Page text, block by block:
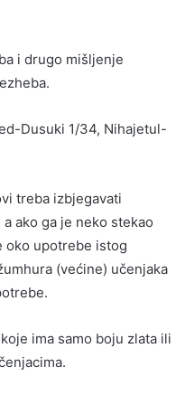
i drugo mišljenje
Dusuki 1/34, Nihajetul-
treba izbjegavati
ako ga je neko stekao
oko upotrebe istog
(većine) učenjaka
ima samo boju zlata ili